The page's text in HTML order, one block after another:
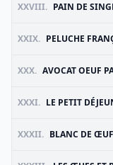
XXVIII. PAIN DE
XXIX. PELUCHE
XXX. AVOCAT OEUF
XXXI. LE PETIT
XXXII. BLANC DE